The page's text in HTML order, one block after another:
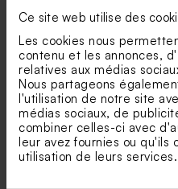
Ce site web utilise des
Les cookies nous
contenu et les annonces,
relatives aux médias
Nous partageons
l'utilisation de notre site
médias sociaux, de
combiner celles-ci avec
leur avez fournies ou qu'ils
utilisation de leurs services.
Faire part naissance rayures
bleues et citron